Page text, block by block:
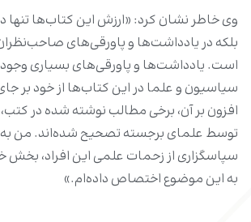
وی خاطر نشان کرد: «ارزش این کتاب‌ها تنها
بلکه در یادداشت‌‌ها و پاورقی‌های
است. یادداشت‌ها و پاورقی‌های بسیاری وجود
سیاسیون و علما در این کتاب‌ها از خود بر
افزون بر آن، برخی مطالب نوشته شده در
توسط علمای برجسته تصحیح شده‌اند. من به
سپاسگزاری از زحمات علمی این افراد، بخش
به این موضوع اختصاص داده‌ام.»